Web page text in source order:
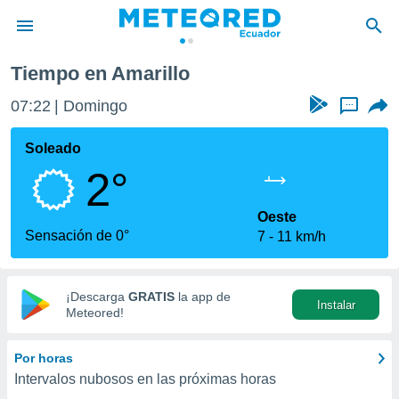
de
ha
calidad.
a este
las
y
digital
basada
Tiempo en Amarillo
07:22 Domingo ...
Soleado
2°
Sensación de 0°
Oeste
7
11 km/h
¡Descarga GRATIS la app de
Meteored!
Instalar
Por horas
Intervalos nubosos en las próximas horas